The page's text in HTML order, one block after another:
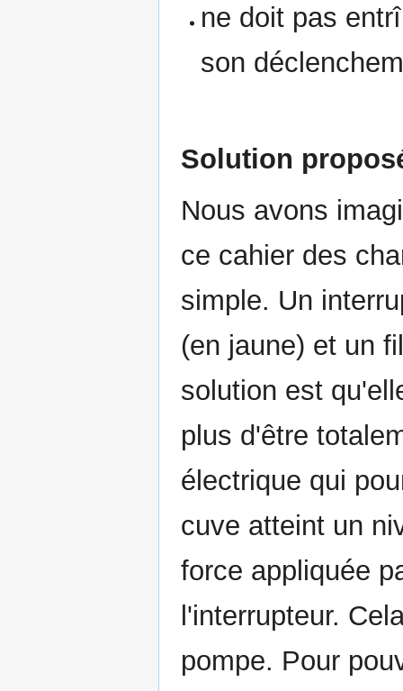
ne doit pas
son
Solution
Nous avons
ce cahier des
simple. Un
(en jaune) et un
solution est
plus d'être
électrique qui
cuve atteint un
force appliquée
l'interrupteur.
pompe. Pour